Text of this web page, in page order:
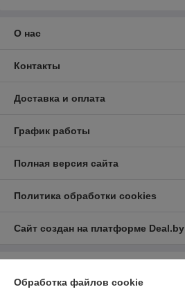
О нас
Контакты
Доставка и оплата
График работы
Полная версия сайта
Политика обработки cookies
Сайт создан на платформе Deal.by
Обработка файлов cookie